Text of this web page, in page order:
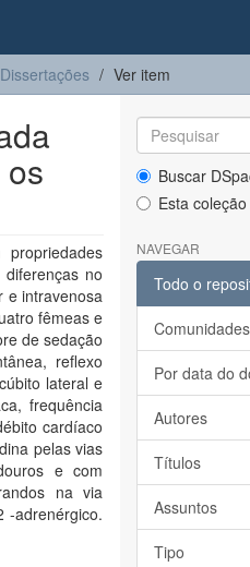
Dissertações Ver item
no
e intravenosa
fêmeas e
de sedação
reflexo
lateral e
frequência
cardíaco
pelas vias
e com
na via
-adrenérgico.
Buscar
Esta coleção
NAVEGAR
Todo o
Por data do
Autores
Títulos
Assuntos
Tipo